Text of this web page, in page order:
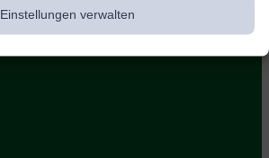
Einstellungen verwalten